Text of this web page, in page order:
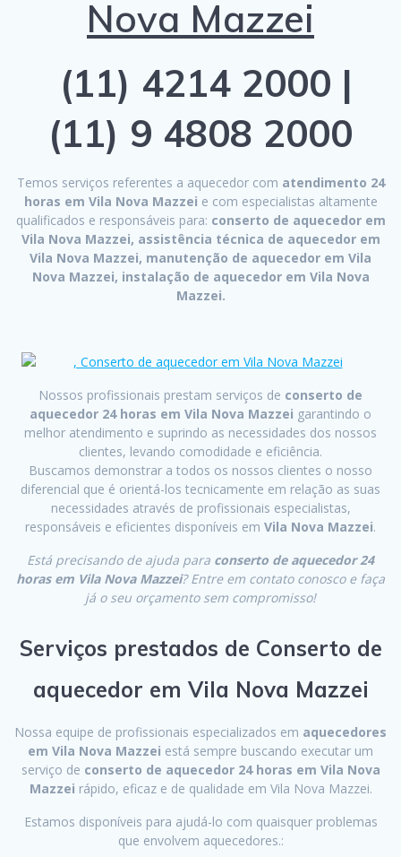
Nova Mazzei
(11) 4214 2000 |
(11) 9 4808 2000
Temos serviços referentes a aquecedor com atendimento 24
horas em Vila Nova Mazzei e com especialistas altamente
qualificados e responsáveis para: conserto de aquecedor em
Vila Nova Mazzei, assistência técnica de aquecedor em
Vila Nova Mazzei, manutenção de aquecedor em Vila
Nova Mazzei, instalação de aquecedor em Vila Nova
Mazzei.
Nossos profissionais prestam serviços de conserto de
aquecedor 24 horas em Vila Nova Mazzei garantindo o
melhor atendimento e suprindo as necessidades dos nossos
clientes, levando comodidade e eficiência.
Buscamos demonstrar a todos os nossos clientes o nosso
diferencial que é orientá-los tecnicamente em relação as suas
necessidades através de profissionais especialistas,
responsáveis e eficientes disponíveis em Vila Nova Mazzei.
Está precisando de ajuda para conserto de aquecedor 24
horas em Vila Nova Mazzei? Entre em contato conosco e faça
já o seu orçamento sem compromisso!
Serviços prestados de Conserto de
aquecedor em Vila Nova Mazzei
Nossa equipe de profissionais especializados em aquecedores
em Vila Nova Mazzei está sempre buscando executar um
serviço de conserto de aquecedor 24 horas em Vila Nova
Mazzei rápido, eficaz e de qualidade em Vila Nova Mazzei.
Estamos disponíveis para ajudá-lo com quaisquer problemas
que envolvem aquecedores.: